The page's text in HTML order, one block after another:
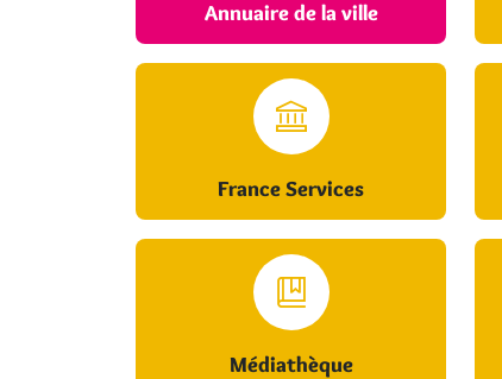
Annuaire de la ville
France Services
Médiathèque